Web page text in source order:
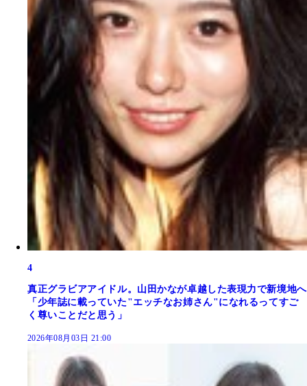
4
真正グラビアアイドル。山田かなが卓越した表現力で新境地へ
「少年誌に載っていた"エッチなお姉さん"になれるってすご
く尊いことだと思う」
2026年08月03日 21:00